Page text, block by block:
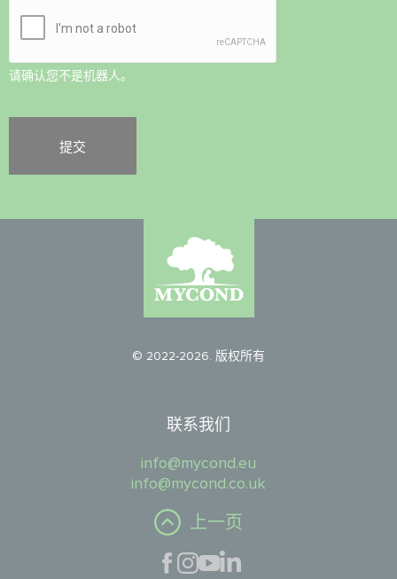
请确认您不是机器人。
© 2022-2026. 版权所有
联系我们
info@mycond.eu
info@mycond.co.uk
上一页